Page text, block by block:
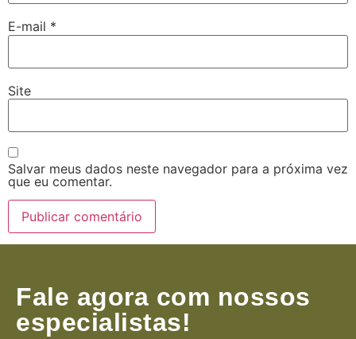
E-mail *
Site
Salvar meus dados neste navegador para a próxima vez
que eu comentar.
Fale agora com nossos
especialistas!